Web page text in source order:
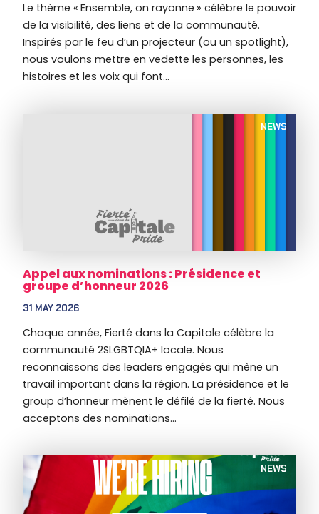
Le thème « Ensemble, on rayonne » célèbre le pouvoir
de la visibilité, des liens et de la communauté.
Inspirés par le feu d’un projecteur (ou un spotlight),
nous voulons mettre en vedette les personnes, les
histoires et les voix qui font...
NEWS
Appel aux nominations : Présidence et
groupe d’honneur 2026
31 MAY 2026
Chaque année, Fierté dans la Capitale célèbre la
communauté 2SLGBTQIA+ locale. Nous
reconnaissons des leaders engagés qui mène un
travail important dans la région. La présidence et le
group d’honneur mènent le défilé de la fierté. Nous
acceptons des nominations...
NEWS